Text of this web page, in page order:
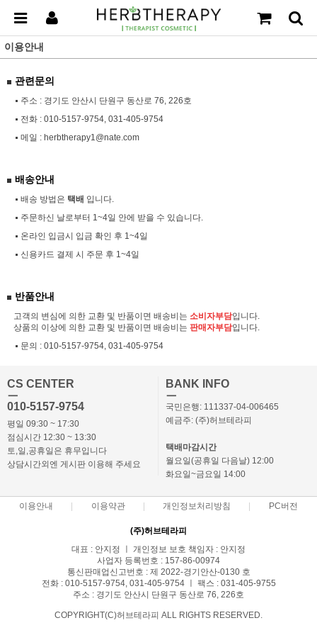
이용안내
관련문의
주소 : 경기도 안산시 단원구 동산로 76, 226호
전화 : 010-5157-9754, 031-405-9754
메일 : herbtherapy1@nate.com
배송안내
배송 방법은 택배 입니다.
주문하신 날로부터 1~4일 안에 받을 수 있습니다.
온라인 입금시 입금 확인 후 1~4일
신용카드 결제 시 주문 후 1~4일
반품안내
고객의 변심에 의한 교환 및 반품이면 배송비는 소비자부담입니다.
상품의 이상에 의한 교환 및 반품이면 배송비는 판매자부담입니다.
문의 : 010-5157-9754, 031-405-9754
CS CENTER
ㅡ
010-5157-9754
평일 09:30 ~ 17:30
점심시간 12:30 ~ 13:30
토,일,공휴일은 휴무입니다
상담시간외엔 게시판 이용해 주세요
BANK INFO
ㅡ
국민은행: 111337-04-006465
예금주: (주)허브테라피
택배마감시간
월요일(공휴일 다음날) 12:00
화요일~금요일 14:00
이용안내 이용약관 개인정보처리방침 PC버전
(주)허브테라피
대표 : 안지정 ㅣ 개인정보 보호 책임자 : 안지정
사업자 등록번호 : 157-86-00974
통신판매업신고번호 : 제 2022-경기안산-0130 호
전화 : 010-5157-9754, 031-405-9754 ㅣ 팩스 : 031-405-9755
주소 : 경기도 안산시 단원구 동산로 76, 226호
COPYRIGHT(C)허브테라피 ALL RIGHTS RESERVED.